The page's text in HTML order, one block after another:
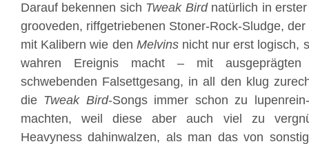
Darauf bekennen sich Tweak Birdnatürlich in
grooveden, riffgetriebenen Stoner-Rock-Sludge,
mit Kalibern wie den Melvinsnicht nur erst logisch,
wahren Ereignis macht – mit ausgeprägten
schwebenden Falsettgesang, in all den klug
die Tweak Bird-Songs immer schon zu
machten, weil diese aber auch viel zu
Heavyness dahinwalzen, als man das von